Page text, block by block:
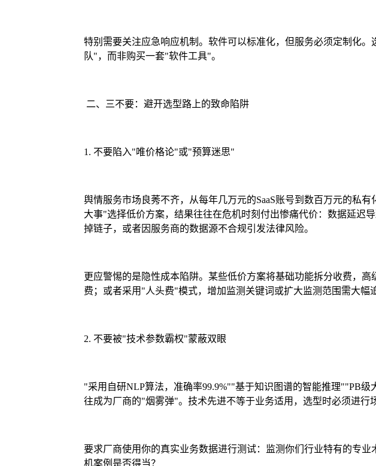
特别需要关注应急响应机制。软件可以标准化，但服务必须定制化
队"，而非购买一套"软件工具"。
二、三不要：避开选型路上的致命陷阱
1. 不要陷入"唯价格论"或"预算迷思"
舆情服务市场良莠不齐，从每年几万元的SaaS账号到数百万元的私
大事"选择低价方案，结果往往在危机时刻付出惨痛代价：数据延迟
掉链子，或者因服务商的数据源不合规引发法律风险。
更应警惕的是隐性成本陷阱。某些低价方案将基础功能拆分收费，
费；或者采用"人头费"模式，增加监测关键词或扩大监测范围需大幅
2. 不要被"技术参数霸权"蒙蔽双眼
"采用自研NLP算法，准确率99.9%""基于知识图谱的智能推理""PB
往成为厂商的"烟雾弹"。技术先进不等于业务适用，选型时必须进行
要求厂商使用你的真实业务数据进行测试：监测你们行业特有的专
机案例是否得当？